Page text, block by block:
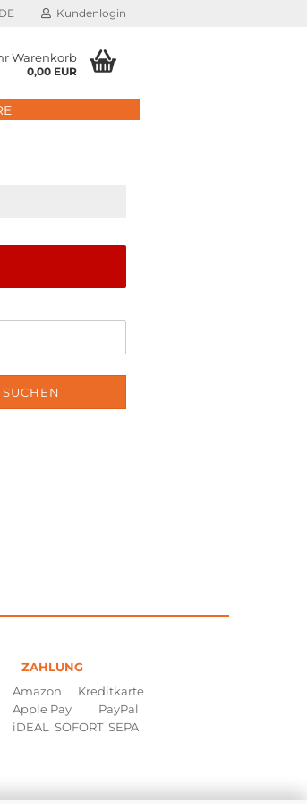
DE Kundenlogin
Warenkorb
0,00 EUR
SUCHEN
ZAHLUNG
Amazon Kreditkarte
Apple Pay PayPal
iDEAL SOFORT SEPA